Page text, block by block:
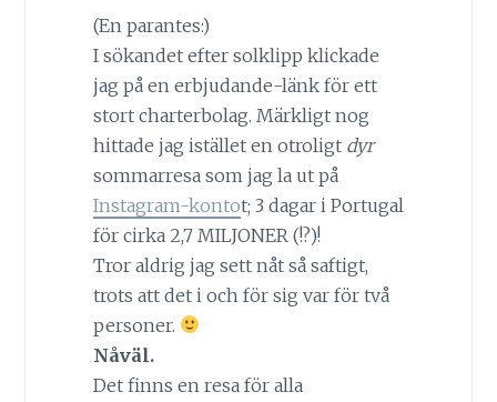
(En parantes:)
I sökandet efter solklipp klickade
jag på en erbjudande-länk för ett
stort charterbolag. Märkligt nog
hittade jag istället en otroligt dyr
sommarresa som jag la ut på
Instagram-kontot; 3 dagar i Portugal
för cirka 2,7 MILJONER (!?)!
Tror aldrig jag sett nåt så saftigt,
trots att det i och för sig var för två
personer.
Nåväl.
Det finns en resa för alla